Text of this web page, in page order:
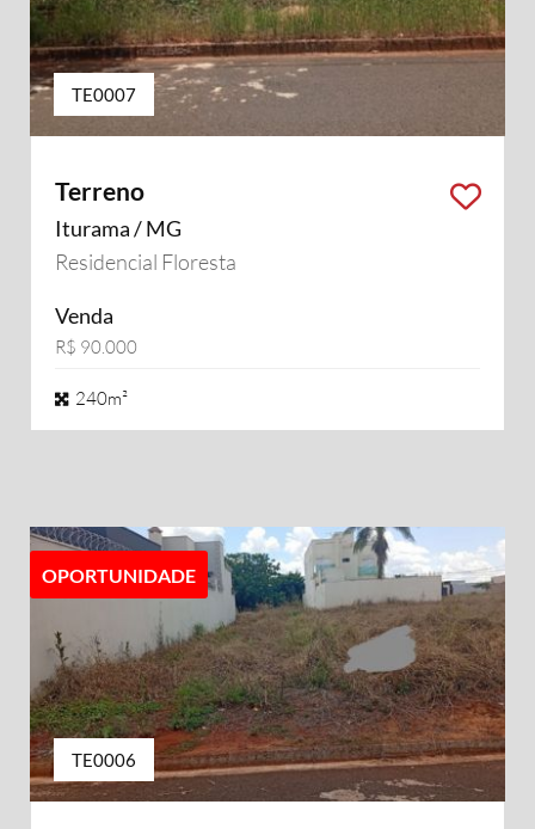
TE0007
Terreno
Iturama / MG
Residencial Floresta
Venda
R$ 90.000
240m²
OPORTUNIDADE
TE0006